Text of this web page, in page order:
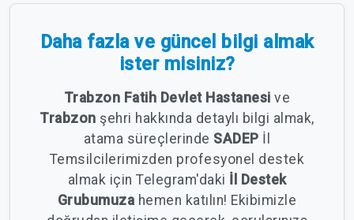
Daha fazla ve güncel bilgi almak
ister misiniz?
Trabzon Fatih Devlet Hastanesi ve
Trabzon şehri hakkında detaylı bilgi almak,
atama süreçlerinde SADEP İl
Temsilcilerimizden profesyonel destek
almak için Telegram'daki İl Destek
Grubumuza hemen katılın! Ekibimizle